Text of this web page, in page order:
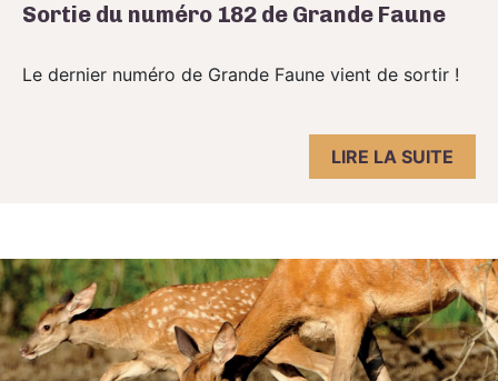
Sortie du numéro 182 de Grande Faune
Le dernier numéro de Grande Faune vient de sortir !
LIRE LA SUITE